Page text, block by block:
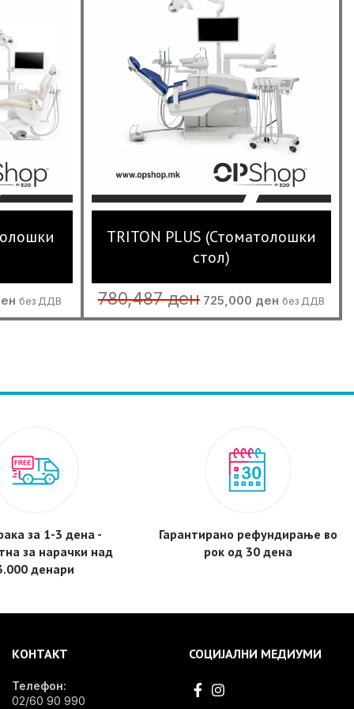
price
is:
без ДДВ
TRITON PLUS (Стоматолошки
стол)
780,487ден Original
price
was:
725,000 ден
price
is:
без ДДВ
за 1-3 дена -
за нарачки над
денари
Гарантирано рефундирање во
рок од 30 дена
КОНТАКТ
Телефон:
02/60 90 990
СОЦИЈАЛНИ МЕДИУМИ